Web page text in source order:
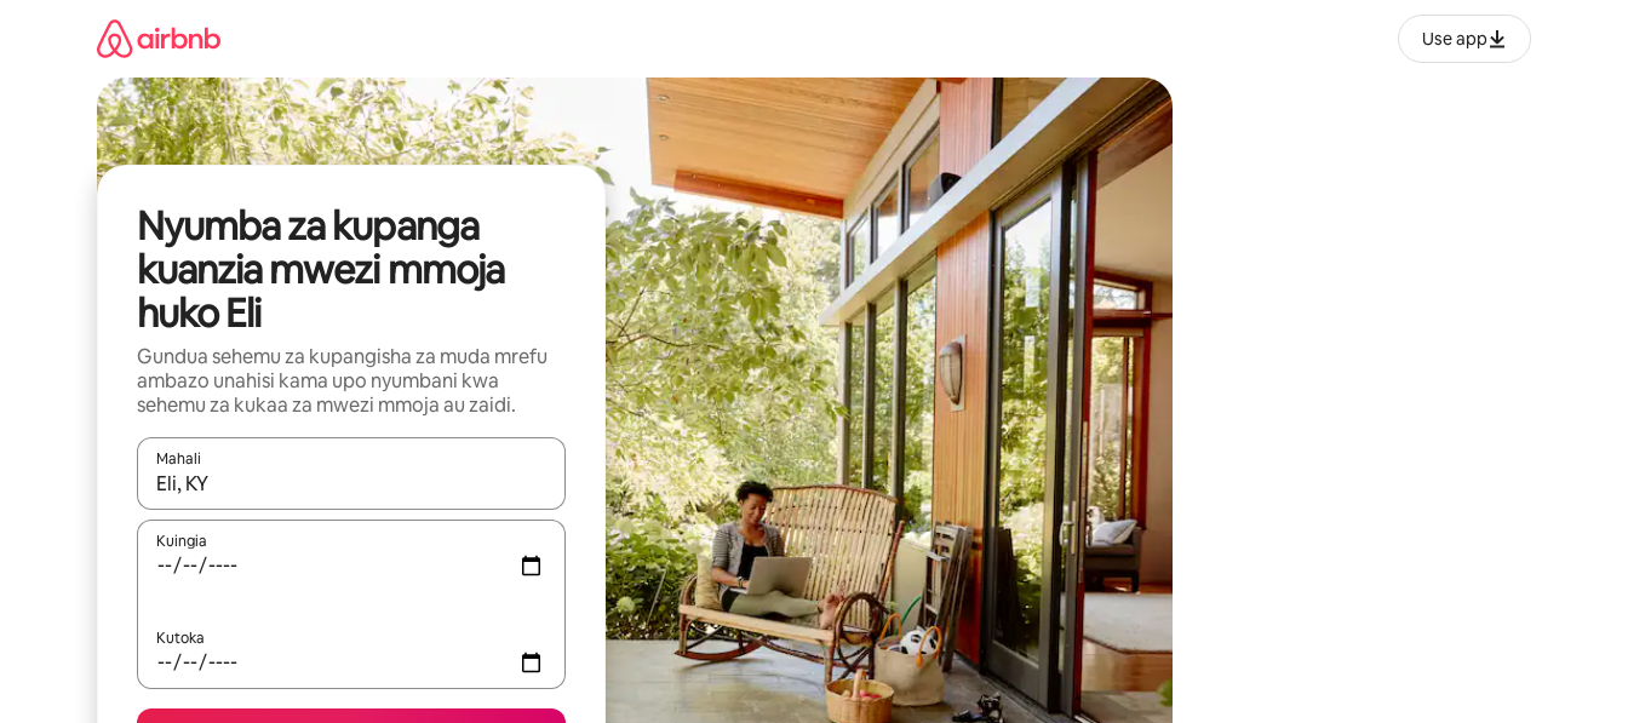
Use app
Nyumba za kupanga
kuanzia mwezi mmoja
huko Eli
Gundua sehemu za kupangisha za muda mrefu
ambazo unahisi kama upo nyumbani kwa
sehemu za kukaa za mwezi mmoja au zaidi.
Mahali
Wakati matokeo yanapatikana, vinjari kwa kutumia vitufe vya vishale vya juu na chini au uchunguze kwa kugusa au kutelezesha kidole kwenye ishara.
Kuingia
Kutoka